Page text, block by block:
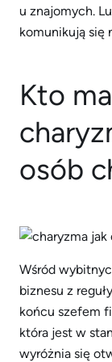
u znajomych.
komunikują się
Kto
osób
Wśród
biznesu z
końcu szefem
która jest w
wyróżnia się